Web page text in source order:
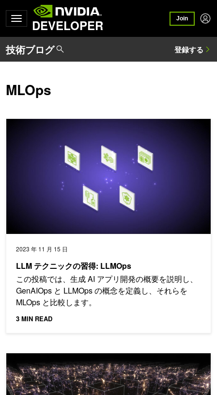
DEVELOPER Join
MLOps
2023 年 11 月 15 日
LLM テクニックの習得: LLMOps
この投稿では、生成 AI アプリ開発の概要を説明し、
GenAIOps と LLMOps の概念を定義し、それらを
MLOps と比較します。
3 MIN READ
NVIDIA と Run:ai で学習させた AI モデルをあらゆるクラウドへ